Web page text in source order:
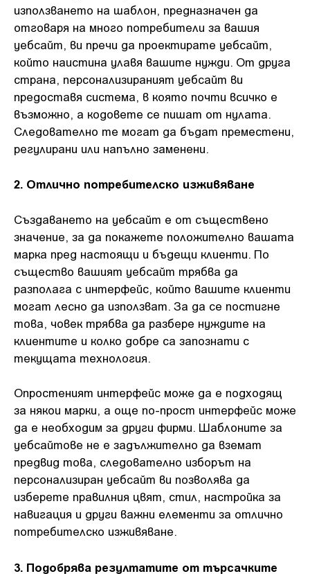
използването на шаблон, предназначен да
отговаря на много потребители за вашия
уебсайт, ви пречи да проектирате уебсайт,
който наистина улавя вашите нужди. От друга
страна, персонализираният уебсайт ви
предоставя система, в която почти всичко е
възможно, а кодовете се пишат от нулата.
Следователно те могат да бъдат преместени,
регулирани или напълно заменени.
2. Отлично потребителско изживяване
Създаването на уебсайт е от съществено
значение, за да покажете положително вашата
марка пред настоящи и бъдещи клиенти. По
същество вашият уебсайт трябва да
разполага с интерфейс, който вашите клиенти
могат лесно да използват. За да се постигне
това, човек трябва да разбере нуждите на
клиентите и колко добре са запознати с
текущата технология.
Опростеният интерфейс може да е подходящ
за някои марки, а още по-прост интерфейс може
да е необходим за други фирми. Шаблоните за
уебсайтове не е задължително да вземат
предвид това, следователно изборът на
персонализиран уебсайт ви позволява да
изберете правилния цвят, стил, настройка за
навигация и други важни елементи за отлично
потребителско изживяване.
3. Подобрява резултатите от търсачките